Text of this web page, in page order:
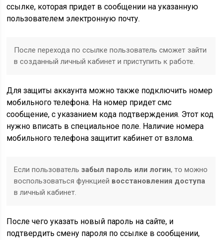
ссылке, которая придет в сообщении на указанную
пользователем электронную почту.
После перехода по ссылке пользователь сможет зайти
в созданный личный кабинет и приступить к работе.
Для защиты аккаунта можно также подключить номер
мобильного телефона. На номер придет смс
сообщение, с указанием кода подтверждения. Этот код
нужно вписать в специальное поле. Наличие номера
мобильного телефона защитит кабинет от взлома.
Если пользовательзабыл пароль или логин, то можно
воспользоваться функцией восстановления доступа
в личный кабинет.
После чего указать новый пароль на сайте, и
подтвердить смену пароля по ссылке в сообщении,